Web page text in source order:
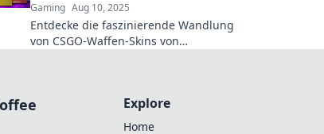
Gaming Aug 10, 2025
Entdecke die faszinierende Wandlung
von CSGO-Waffen-Skins von
Explore
Home